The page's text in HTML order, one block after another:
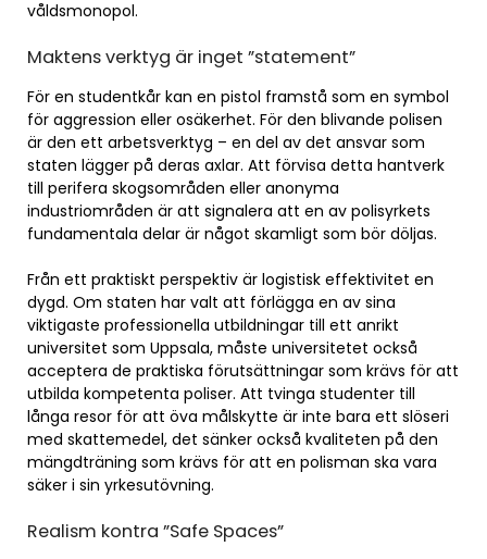
våldsmonopol.
Maktens verktyg är inget ”statement”
För en studentkår kan en pistol framstå som en symbol
för aggression eller osäkerhet. För den blivande polisen
är den ett arbetsverktyg – en del av det ansvar som
staten lägger på deras axlar. Att förvisa detta hantverk
till perifera skogsområden eller anonyma
industriområden är att signalera att en av polisyrkets
fundamentala delar är något skamligt som bör döljas.
Från ett praktiskt perspektiv är logistisk effektivitet en
dygd. Om staten har valt att förlägga en av sina
viktigaste professionella utbildningar till ett anrikt
universitet som Uppsala, måste universitetet också
acceptera de praktiska förutsättningar som krävs för att
utbilda kompetenta poliser. Att tvinga studenter till
långa resor för att öva målskytte är inte bara ett slöseri
med skattemedel, det sänker också kvaliteten på den
mängdträning som krävs för att en polisman ska vara
säker i sin yrkesutövning.
Realism kontra ”Safe Spaces”